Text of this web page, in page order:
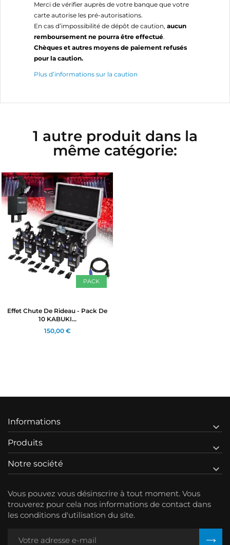
Merci de vérifier auprès de votre banque que votre
carte autorise les pré-autorisations.
En cas d’impossibilité de dépôt de caution, aucun
remboursement ne pourra être effectué.
Chèques et autres moyens de paiement refusés
pour la caution.
Plus d’informations sur la caution
1 autre produit dans la
même catégorie:
PACK
Effet Chute De Rideau - Pack De
10 KABUKI...
150,00 €
Informations 
Produits 
Notre société 
Vous pouvez vous désinscrire à tout moment. Vous
trouverez pour cela nos informations de contact dans
les conditions d'utilisation du site.